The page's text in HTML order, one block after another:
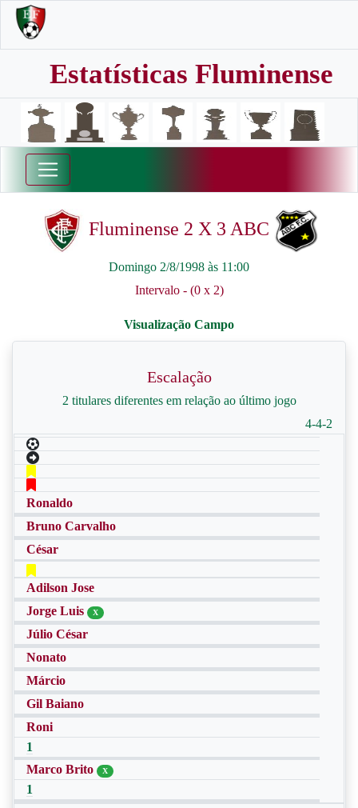
Estatísticas Fluminense
Fluminense 2 X 3 ABC
Domingo 2/8/1998 às 11:00
Intervalo - (0 x 2)
Escalação
2 titulares diferentes em relação ao último jogo
4-4-2
Ronaldo
Bruno Carvalho
César
Adilson Jose
Jorge Luis
X
Júlio César
Nonato
Márcio
Gil Baiano
Roni
1
Marco Brito
X
1